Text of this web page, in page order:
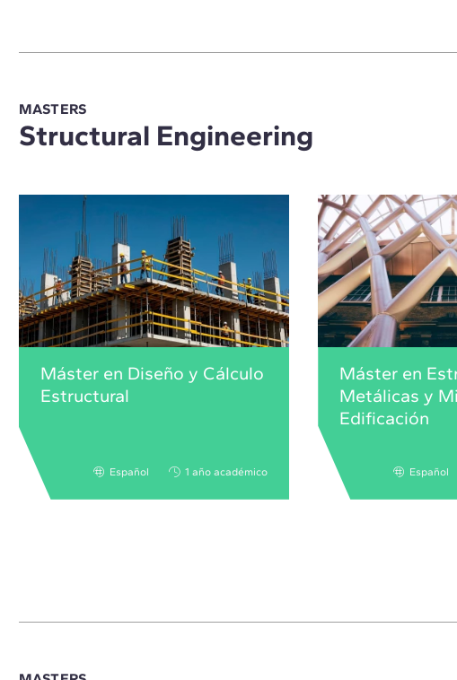
MASTERS
Structural Engineering
Máster en Diseño y Cálculo
Estructural
Español 1 año académico
Máster en
Metálicas y
Edificación
Español